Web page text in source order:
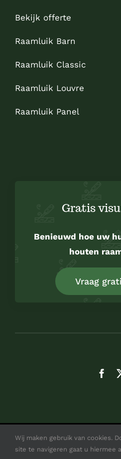
Bekijk offerte
Raamluik Barn
Raamluik Classic
Raamluik Louvre
Raamluik Panel
Gratis
Benieuwd hoe uw
houten
Vraag
© Copyright 2026 |
Wij maken gebruik van cookies.
site te navigeren gaat u hiermee